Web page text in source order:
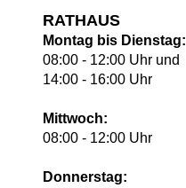
RATHAUS
Montag bis Dienstag:
08:00 - 12:00 Uhr und
14:00 - 16:00 Uhr
Mittwoch:
08:00 - 12:00 Uhr
Donnerstag: